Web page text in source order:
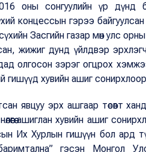
оны сонгуулийн үр дүнд
концессын гэрээ
Засгийн газар мөн улс
жижиг дунд үйлдвэр
олгосон зэрэг огцрох
гишүүд хувийн ашиг
явцуу эрх ашгаар төсөвт
ашиглан хувийн ашиг
Их Хурлын гишүүн бол ард
гэсэн Монгол